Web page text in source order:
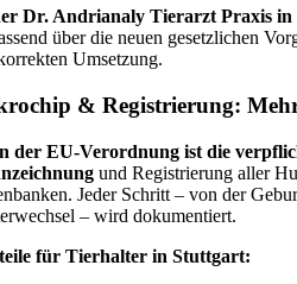
Dr. Andrianaly Tierarzt Praxis
über die neuen gesetzlichen
Umsetzung.
& Registrierung:
der EU-Verordnung ist die
und Registrierung aller
Jeder Schritt – von der
– wird dokumentiert.
für Tierhalter in Stuttgart: